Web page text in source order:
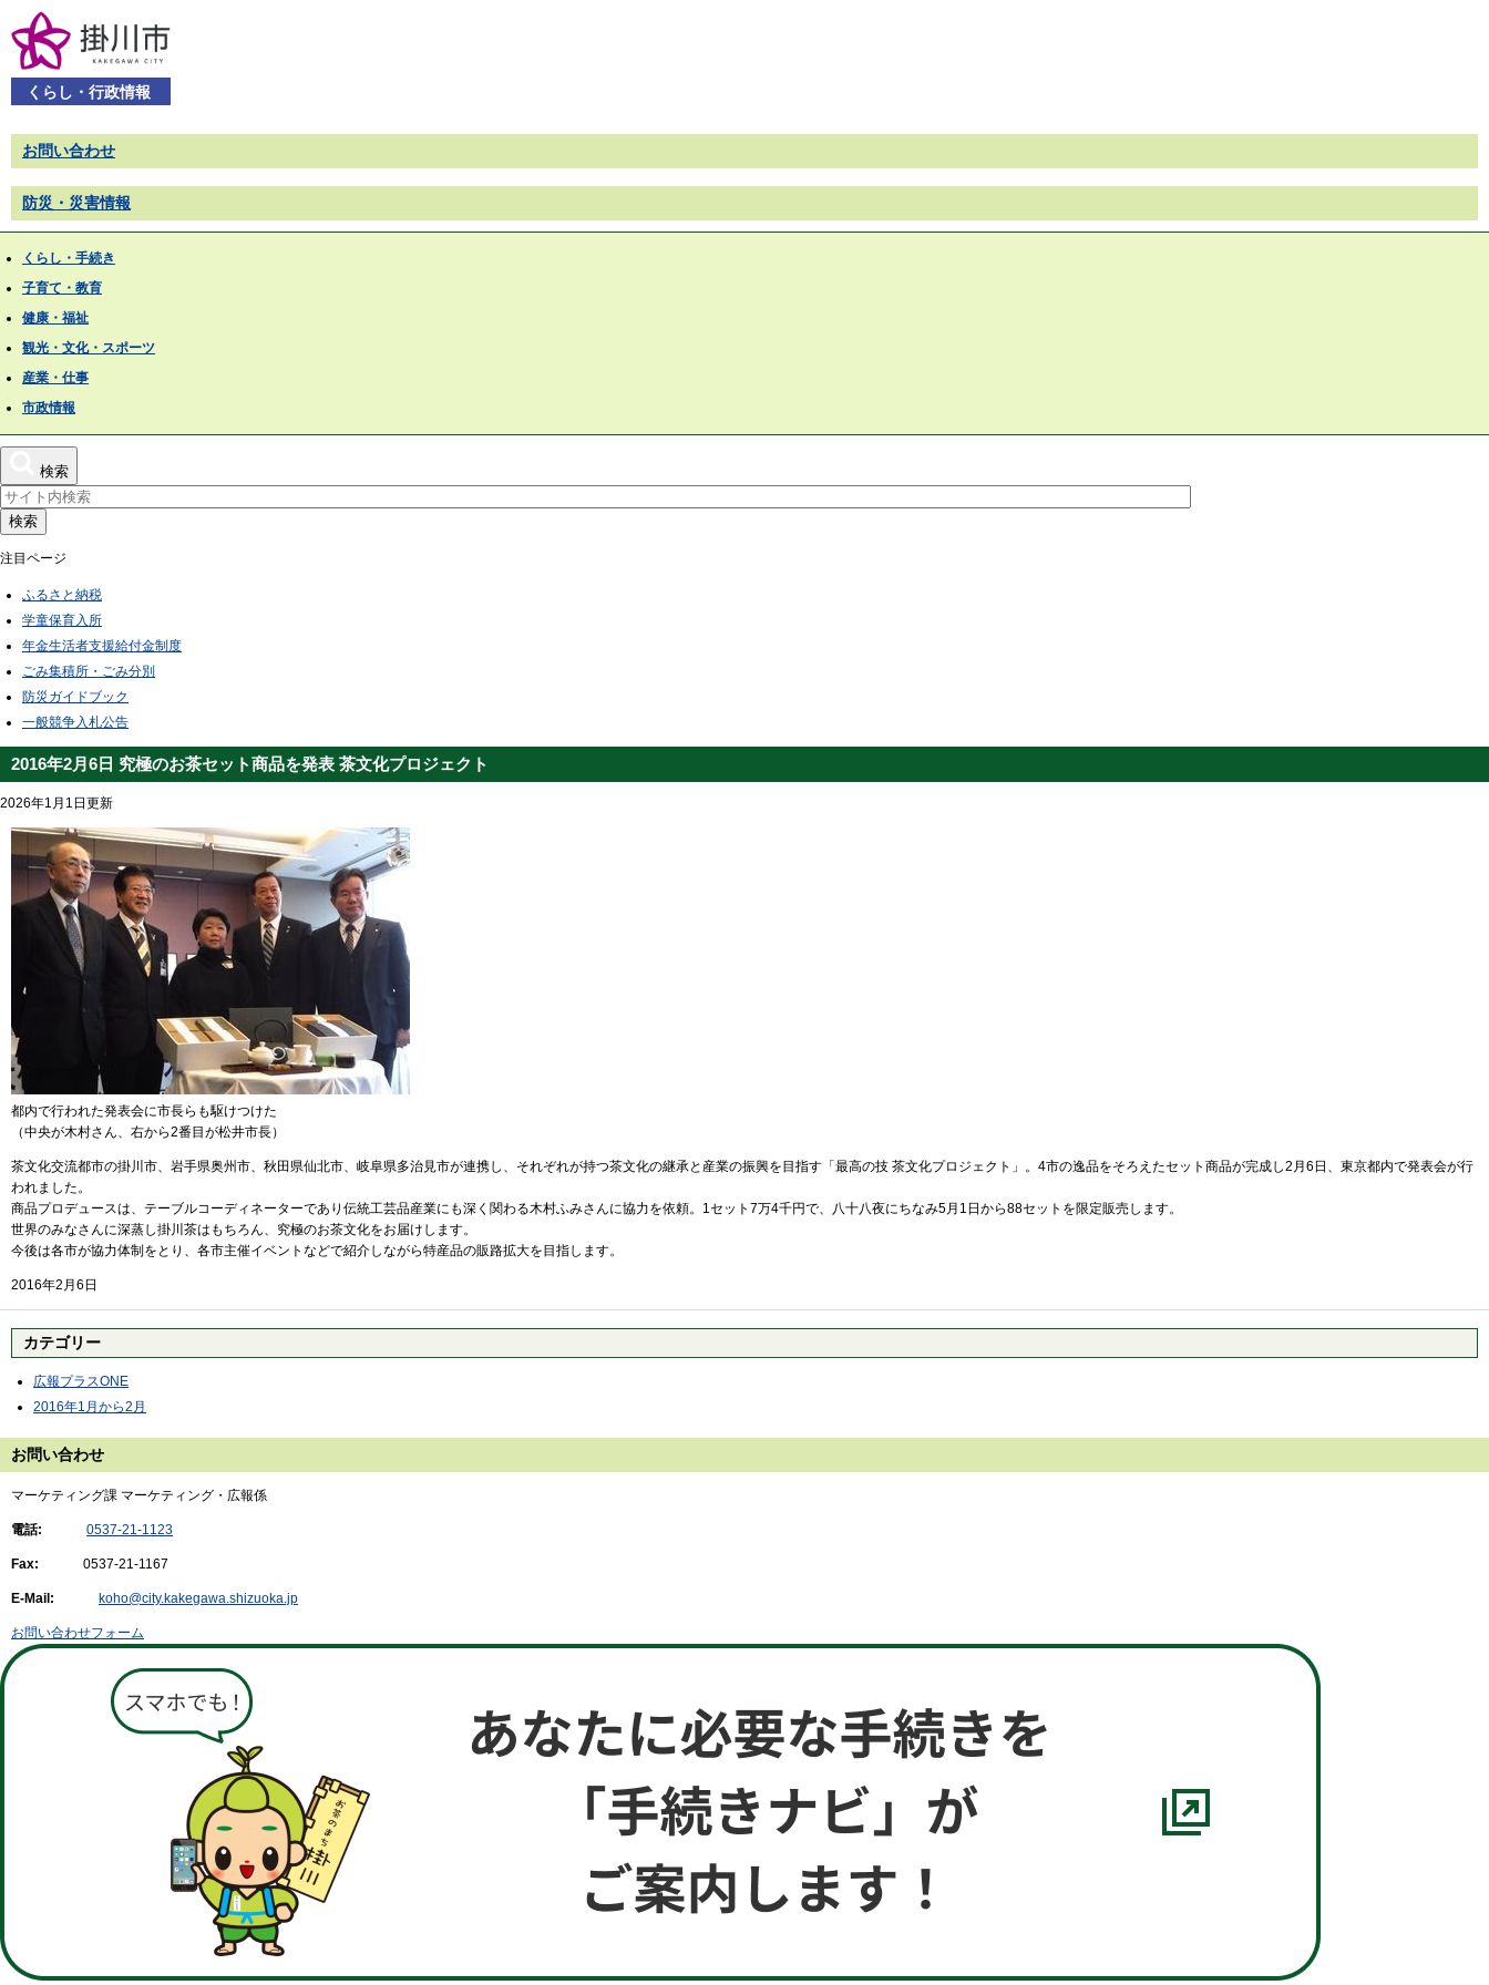
くらし・行政情報
お問い合わせ
防災・災害情報
くらし・手続き
子育て・教育
健康・福祉
観光・文化・スポーツ
産業・仕事
市政情報
検索
検索
注目ページ
ふるさと納税
学童保育入所
年金生活者支援給付金制度
ごみ集積所・ごみ分別
防災ガイドブック
一般競争入札公告
2016年2月6日 究極のお茶セット商品を発表 茶文化プロジェクト
2026年1月1日更新
都内で行われた発表会に市長らも駆けつけた
（中央が木村さん、右から2番目が松井市長）
茶文化交流都市の掛川市、岩手県奥州市、秋田県仙北市、岐阜県多治見市が連携し、それぞれが持つ茶文化の継承と産業の振興を目指す「最高の技 茶文化プロジェクト」。4市の逸品をそろえたセット商品が完成し2月6日、東京都内で発表会が行
われました。
商品プロデュースは、テーブルコーディネーターであり伝統工芸品産業にも深く関わる木村ふみさんに協力を依頼。1セット7万4千円で、八十八夜にちなみ5月1日から88セットを限定販売します。
世界のみなさんに深蒸し掛川茶はもちろん、究極のお茶文化をお届けします。
今後は各市が協力体制をとり、各市主催イベントなどで紹介しながら特産品の販路拡大を目指します。
2016年2月6日
カテゴリー
広報プラスONE
2016年1月から2月
お問い合わせ
マーケティング課 マーケティング・広報係
電話: 0537-21-1123
Fax: 0537-21-1167
E-Mail: koho@city.kakegawa.shizuoka.jp
お問い合わせフォーム